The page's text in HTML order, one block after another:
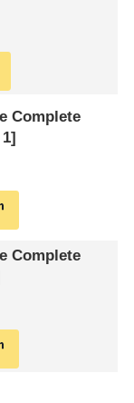
marked by
Complete
Complete